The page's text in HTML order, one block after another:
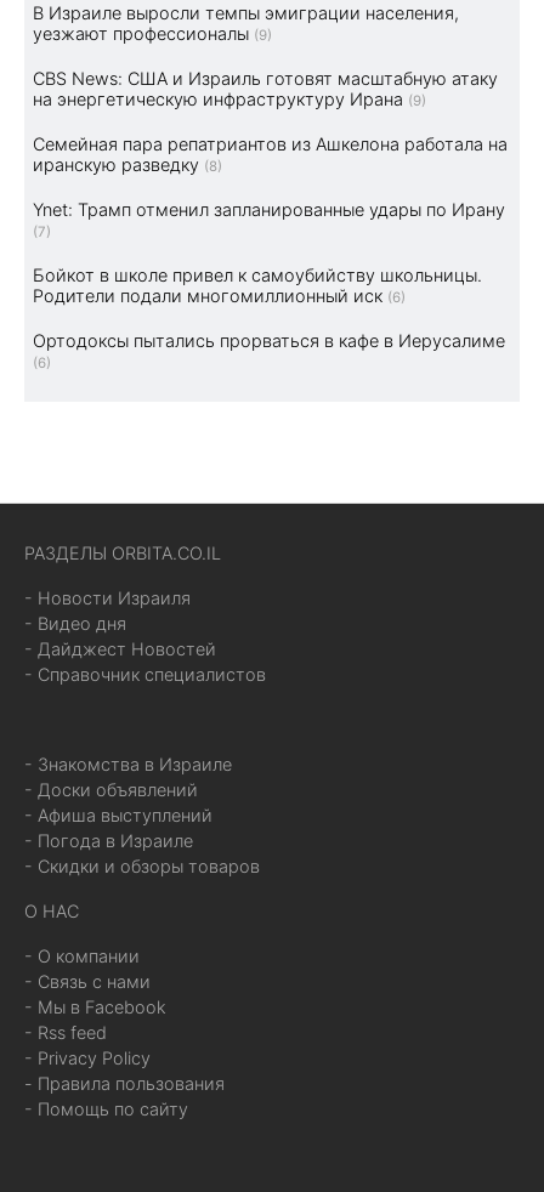
В Израиле выросли темпы эмиграции населения,
уезжают профессионалы (9)
CBS News: США и Израиль готовят масштабную атаку
на энергетическую инфраструктуру Ирана (9)
Семейная пара репатриантов из Ашкелона работала на
иранскую разведку (8)
Ynet: Трамп отменил запланированные удары по Ирану
(7)
Бойкот в школе привел к самоубийству школьницы.
Родители подали многомиллионный иск (6)
Ортодоксы пытались прорваться в кафе в Иерусалиме
(6)
РАЗДЕЛЫ ORBITA.CO.IL
- Новости Израиля
- Видео дня
- Дайджест Новостей
- Справочник специалистов
- Знакомства в Израиле
- Доски объявлений
- Афиша выступлений
- Погода в Израиле
- Скидки и обзоры товаров
О НАС
- О компании
- Связь с нами
- Мы в Facebook
- Rss feed
- Privacy Policy
- Правила пользования
- Помощь по сайту